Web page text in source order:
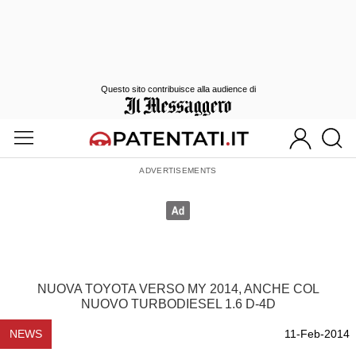
NUOVA TOYOTA VERSO MY 2014, ANCHE COL
NUOVO TURBODIESEL 1.6 D-4D
NEWS 11-Feb-2014
Questo sito contribuisce alla audience di